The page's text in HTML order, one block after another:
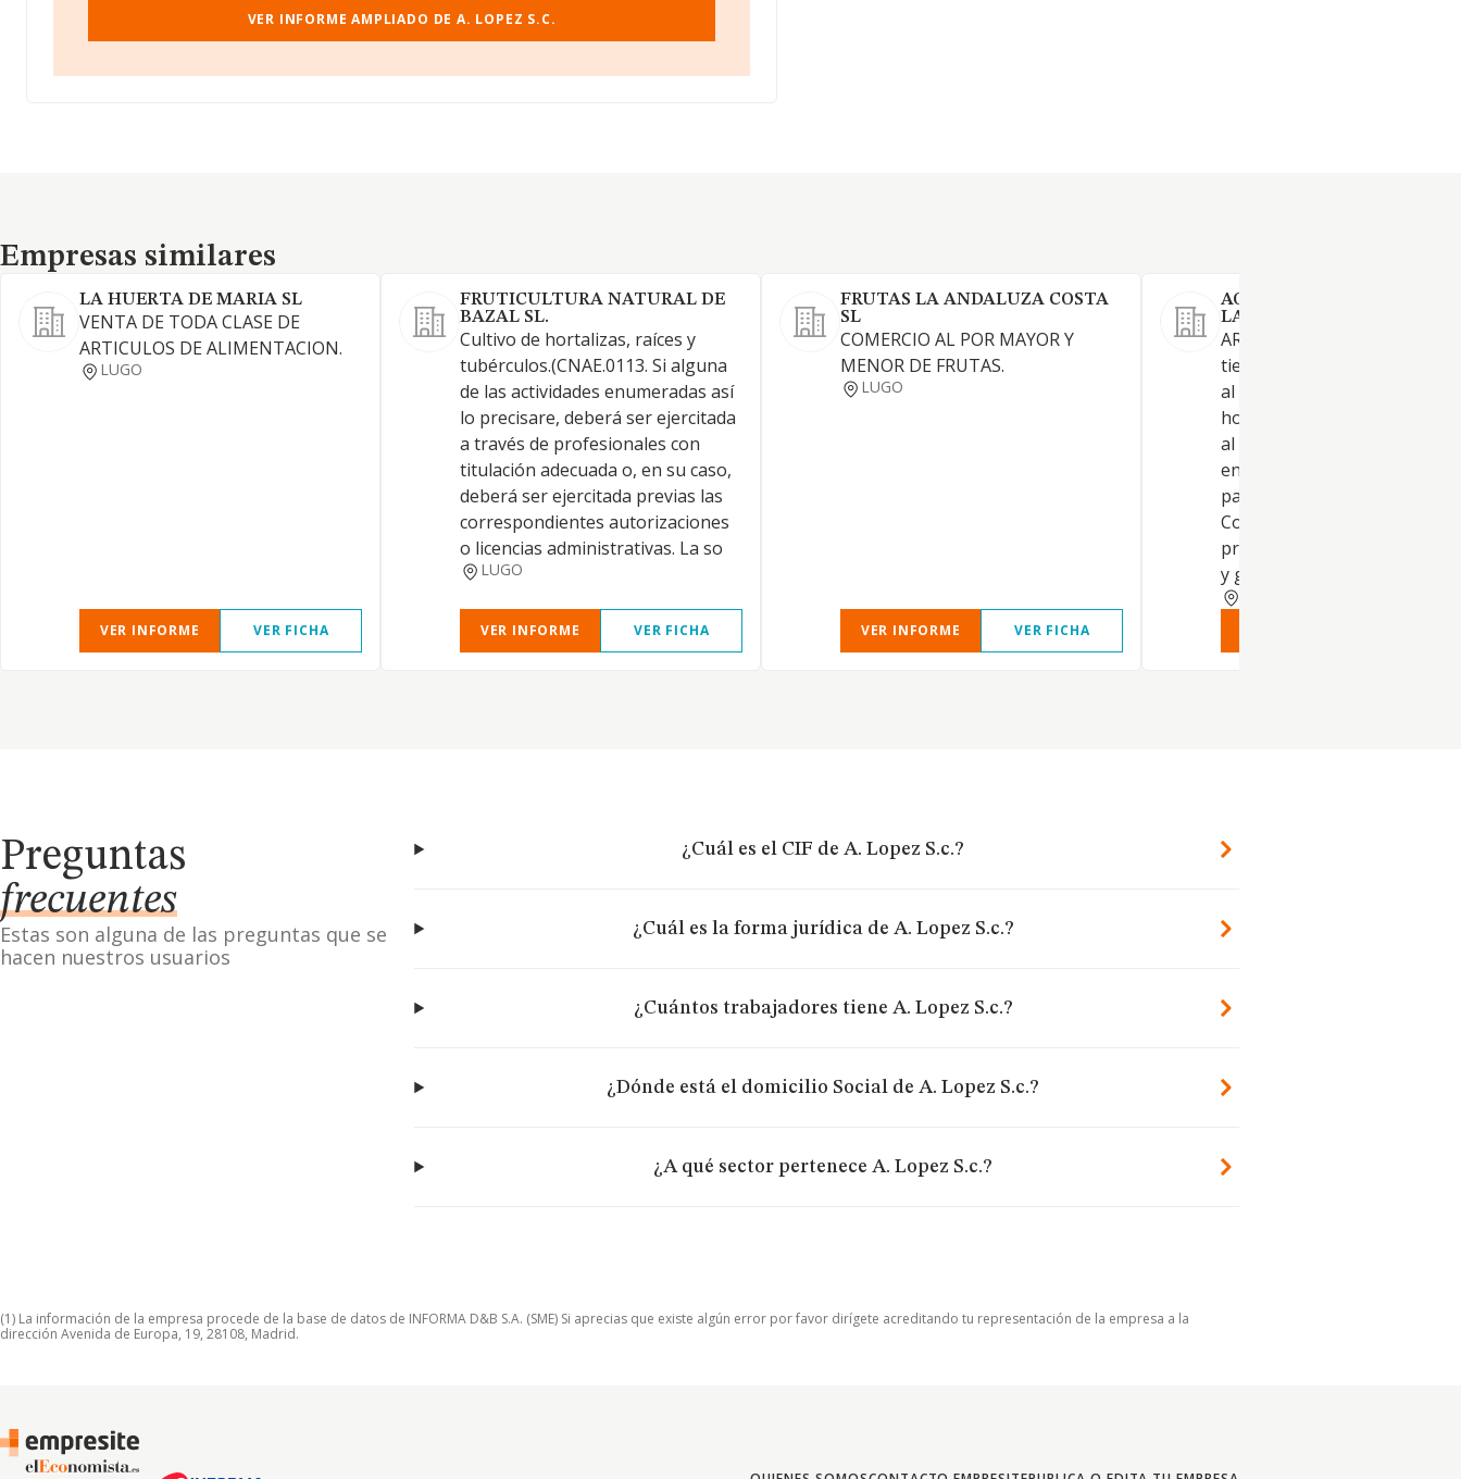
VER INFORME AMPLIADO DE A. LOPEZ S.C.
Empresas similares
Empresas similares
LA HUERTA DE MARIA SL
VENTA DE TODA CLASE DE
ARTICULOS DE ALIMENTACION.
LUGO
VER INFORME VER FICHA
FRUTICULTURA NATURAL DE
BAZAL SL.
Cultivo de hortalizas, raíces y
tubérculos.(CNAE.0113. Si alguna
de las actividades enumeradas así
lo precisare, deberá ser ejercitada
a través de profesionales con
titulación adecuada o, en su caso,
deberá ser ejercitada previas las
correspondientes autorizaciones
o licencias administrativas. La so
LUGO
VER INFORME VER FICHA
FRUTAS LA ANDALUZA COSTA
SL
COMERCIO AL POR MAYOR Y
MENOR DE FRUTAS.
LUGO
VER INFORME VER FICHA
AGROALIMENTARIA
LAURENTINA SL.
ARTICULO 2. OBJETO. La
tiene por objeto social:-
al por mayor de frutas y
hortalizas(CNAE 4631).
al por mayor de cereales,
en rama, simientes y
para animales(CNAE 4621).
Comercio al por mayor de
productos lácteos, huevos,
y grasas comestibles(CNA
Preguntas
frecuentes
Estas son alguna de las preguntas que se
hacen nuestros usuarios
¿Cuál es el CIF de A. Lopez S.c.?
¿Cuál es la forma jurídica de A. Lopez S.c.?
¿Cuántos trabajadores tiene A. Lopez S.c.?
¿Dónde está el domicilio Social de A. Lopez S.c.?
¿A qué sector pertenece A. Lopez S.c.?
(1) La información de la empresa procede de la base de datos de INFORMA D&B S.A. (SME) Si aprecias que existe algún error por favor dirígete acreditando tu representación de la empresa a la
dirección Avenida de Europa, 19, 28108, Madrid.